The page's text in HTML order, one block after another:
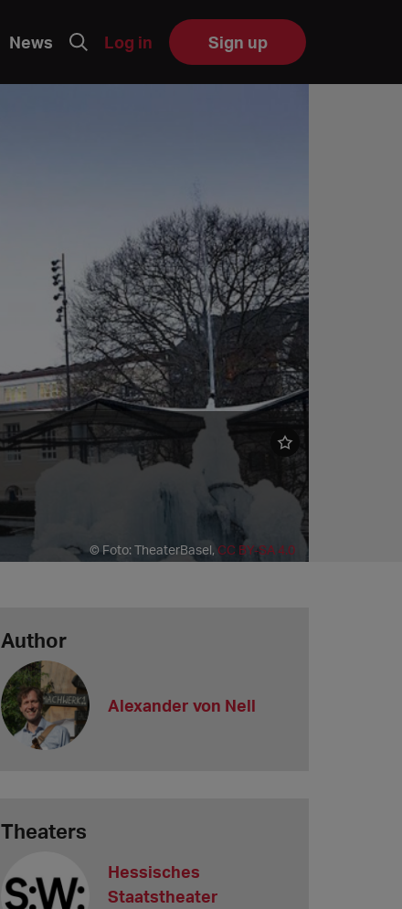
News Log in Sign up
© Foto: TheaterBasel, CC BY-SA 4.0
Author
Alexander von Nell
Theaters
Hessisches
Staatstheater